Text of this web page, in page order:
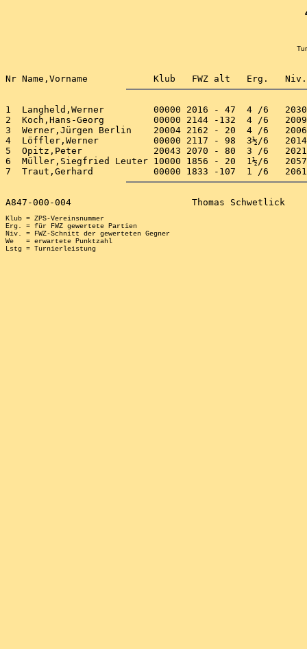
1  Langheld,Werner         00000 2016 - 47  4 /6
2  Koch,Hans-Georg         00000 2144 -132  4 /6
3  Werner,Jürgen Berlin    20004 2162 - 20  4 /6
4  Löffler,Werner          00000 2117 - 98  3½/6   2014
5  Opitz,Peter             20043 2070 - 80  3 /6   2021
6  Müller,Siegfried Leuter 10000 1856 - 20  1½/6
Klub = ZPS-Vereinsnummer
Erg. = für FWZ gewertete Partien
Niv. = FWZ-Schnitt der gewerteten Gegner
We   = erwartete Punktzahl